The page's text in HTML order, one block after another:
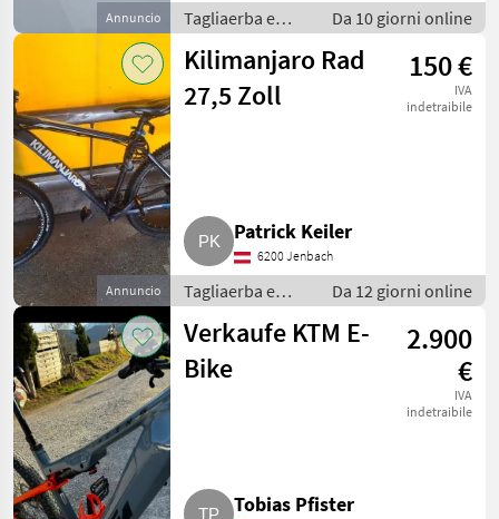
Annuncio
Tagliaerba e
macchine da
giardinaggio /
Attrezzatura
sportiva
Da 10 giorni online
Annuncio
Kilimanjaro Rad
27,5 Zoll
150 €
IVA
indetraibile
Patrick Keiler
6200 Jenbach
Tagliaerba e
macchine da
giardinaggio /
Attrezzatura
sportiva
Da 12 giorni online
Verkaufe KTM E-
Bike
2.900
€
IVA
indetraibile
Tobias Pfister